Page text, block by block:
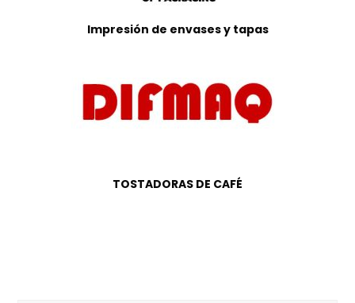
Impresión de envases y tapas
TOSTADORAS DE CAFÉ